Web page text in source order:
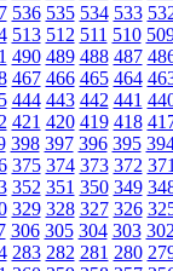
536 535 534 533
513 512 511 510
490 489 488 487
467 466 465 464
444 443 442 441
421 420 419 418
398 397 396 395
375 374 373 372 371
352 351 350 349
329 328 327 326
306 305 304 303 302
283 282 281 280